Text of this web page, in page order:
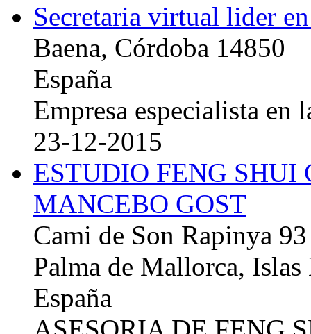
Secretaria virtual lider
Baena, Córdoba 14850
España
Empresa especialista en
23-12-2015
ESTUDIO FENG
MANCEBO GOST
Cami de Son Rapinya 93
Palma de Mallorca, Islas
España